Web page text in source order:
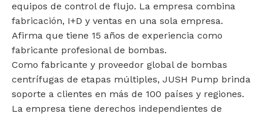
equipos de control de flujo. La empresa combina
fabricación, I+D y ventas en una sola empresa.
Afirma que tiene 15 años de experiencia como
fabricante profesional de bombas.
Como fabricante y proveedor global de bombas
centrífugas de etapas múltiples, JUSH Pump brinda
soporte a clientes en más de 100 países y regiones.
La empresa tiene derechos independientes de